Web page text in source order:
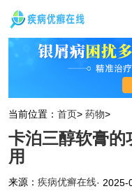
当前位置： 首页> 药物>
卡泊三醇软膏的
用
来源： 疾病优癣在线· 2025-